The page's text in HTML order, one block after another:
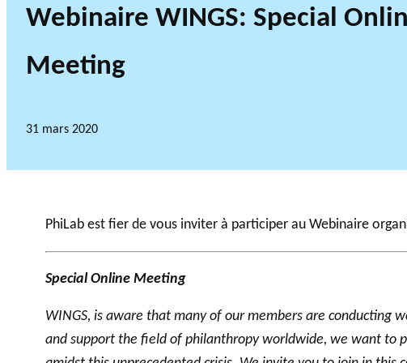
Webinaire WINGS: Special
Meeting
31 mars 2020
PhiLab est fier de vous inviter à participer au Webinaire
Special Online Meeting
WINGS, is aware that many of our members are conducting
and support the field of philanthropy worldwide, we want to